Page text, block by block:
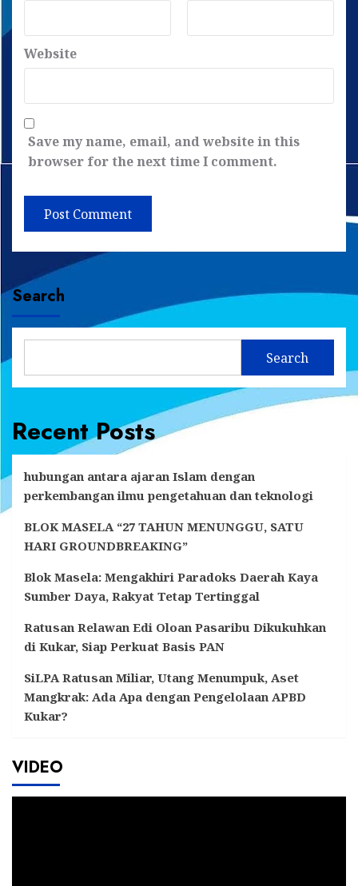
Website
Save my name, email, and website in this
browser for the next time I comment.
Search
Search
Recent Posts
hubungan antara ajaran Islam dengan
perkembangan ilmu pengetahuan dan teknologi
BLOK MASELA “27 TAHUN MENUNGGU, SATU
HARI GROUNDBREAKING”
Blok Masela: Mengakhiri Paradoks Daerah Kaya
Sumber Daya, Rakyat Tetap Tertinggal
Ratusan Relawan Edi Oloan Pasaribu Dikukuhkan
di Kukar, Siap Perkuat Basis PAN
SiLPA Ratusan Miliar, Utang Menumpuk, Aset
Mangkrak: Ada Apa dengan Pengelolaan APBD
Kukar?
VIDEO